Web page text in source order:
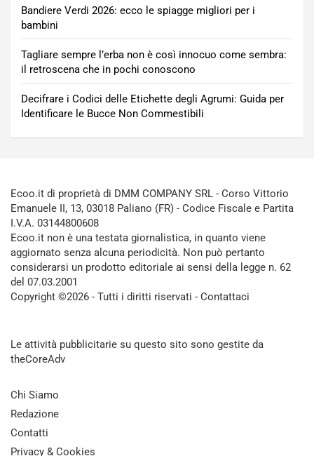
Bandiere Verdi 2026: ecco le spiagge migliori per i
bambini
Tagliare sempre l’erba non è così innocuo come sembra:
il retroscena che in pochi conoscono
Decifrare i Codici delle Etichette degli Agrumi: Guida per
Identificare le Bucce Non Commestibili
Ecoo.it di proprietà di DMM COMPANY SRL - Corso Vittorio
Emanuele II, 13, 03018 Paliano (FR) - Codice Fiscale e Partita
I.V.A. 03144800608
Ecoo.it non è una testata giornalistica, in quanto viene
aggiornato senza alcuna periodicità. Non può pertanto
considerarsi un prodotto editoriale ai sensi della legge n. 62
del 07.03.2001
Copyright ©2026 - Tutti i diritti riservati - Contattaci
Le attività pubblicitarie su questo sito sono gestite da
theCoreAdv
Chi Siamo
Redazione
Contatti
Privacy & Cookies